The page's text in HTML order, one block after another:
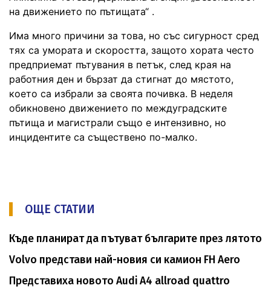
на движението по пътищата“ .
Има много причини за това, но със сигурност сред
тях са умората и скоростта, защото хората често
предприемат пътувания в петък, след края на
работния ден и бързат да стигнат до мястото,
което са избрали за своята почивка. В неделя
обикновено движението по междуградските
пътища и магистрали също е интензивно, но
инцидентите са съществено по-малко.
ОЩЕ СТАТИИ
Къде планират да пътуват българите през лятото
Volvo представи най-новия си камион FH Aero
Представиха новото Audi A4 allroad quattro